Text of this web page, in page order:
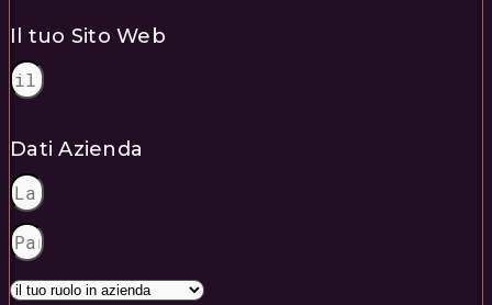
Il tuo Sito Web
Dati Azienda